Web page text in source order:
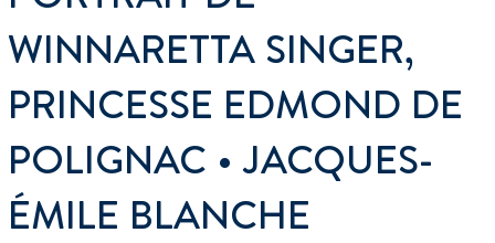
WINNARETTA SINGER,
PRINCESSE EDMOND DE
POLIGNAC • JACQUES-
ÉMILE BLANCHE